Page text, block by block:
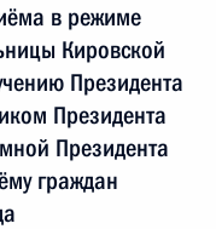
в режиме
Кировской
Президента
Президента
Президента
граждан